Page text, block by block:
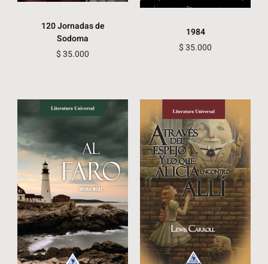
120 Jornadas de
Sodoma
$35.000
1984
$35.000